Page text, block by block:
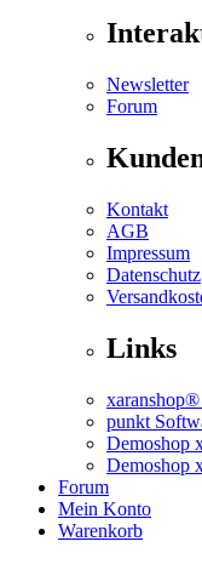
Newsletter
Forum
Kontakt
AGB
Impressum
Datenschutz
Links
punkt
Demoshop
Demoshop
Forum
Mein Konto
Warenkorb